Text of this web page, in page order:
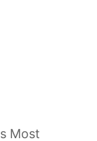
Most